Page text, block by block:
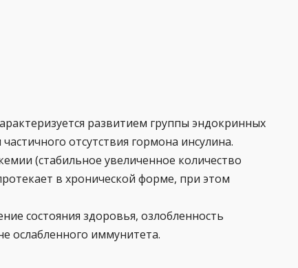
развитием группы эндокринных
отсутствия гормона инсулина.
(стабильное увеличенное количество
в хронической форме, при этом
состояния здоровья, озлобленность
ослабленного иммунитета.